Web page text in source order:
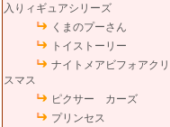
入りィギュアシリーズ
くまのプーさん
トイストーリー
ナイトメアビフォアクリ
スマス
ピクサー カーズ
プリンセス